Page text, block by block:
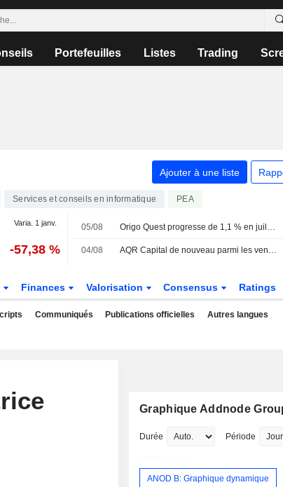
Portefeuilles Listes Trading
Ajouter à une liste
Services et conseils en informatique PEA
Varia. 1 janv.
-57,38 %
05/08 Origo Quest progresse de 1,1 % en juillet - clôture de la position courte sur Balco
04/08 AQR Capital de nouveau parmi les vendeurs à découvert déclarés d'Addnode
Finances Valorisation Consensus Ratings
Communiqués Publications officielles Autres langues
Graphique Addnode
Durée Période
ANOD B: Graphique dynamique